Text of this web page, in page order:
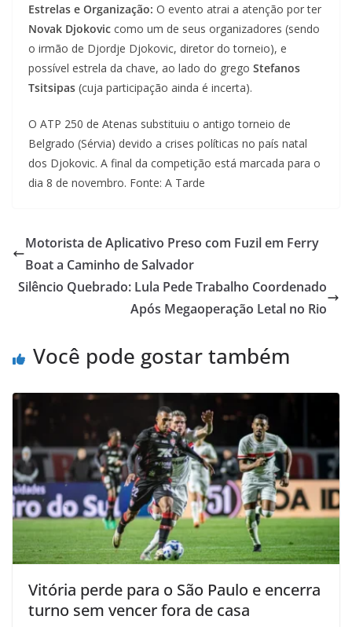
Estrelas e Organização: O evento atrai a atenção por ter
Novak Djokovic como um de seus organizadores (sendo
o irmão de Djordje Djokovic, diretor do torneio), e
possível estrela da chave, ao lado do grego Stefanos
Tsitsipas (cuja participação ainda é incerta).
O ATP 250 de Atenas substituiu o antigo torneio de
Belgrado (Sérvia) devido a crises políticas no país natal
dos Djokovic. A final da competição está marcada para o
dia 8 de novembro. Fonte: A Tarde
Motorista de Aplicativo Preso com Fuzil em Ferry
Boat a Caminho de Salvador
Silêncio Quebrado: Lula Pede Trabalho Coordenado
Após Megaoperação Letal no Rio
Você pode gostar também
Vitória perde para o São Paulo e encerra
turno sem vencer fora de casa